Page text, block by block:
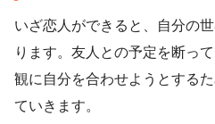
いざ恋人ができると、自分の
ります。友人との予定を断っ
観に自分を合わせようとする
ていきます。